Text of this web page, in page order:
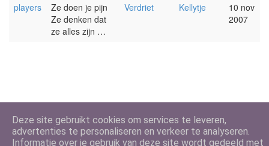
players
Ze doen je pijn
Ze denken dat
ze alles zijn …
Verdriet Kellytje
10 nov
2007
Deze site gebruikt cookies om services te leveren,
advertenties te personaliseren en verkeer te analyseren.
Informatie over je gebruik van deze site wordt gedeeld met